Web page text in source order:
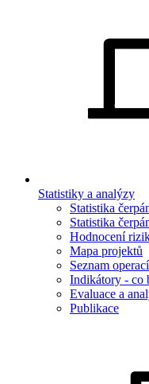
Statistiky a analýzy
Statistika
Statistika
Hodnocení
Mapa projektů
Seznam
Indikátory - co
Evaluace a
Publikace